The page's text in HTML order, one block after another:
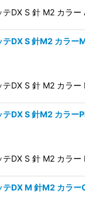
DX S 針 M2 カラー
DX S 針M2 カラー
DX S 針 M2 カラー
DX S 針M2 カラー
DX S 針 M2 カラー
DX M 針M2 カラー